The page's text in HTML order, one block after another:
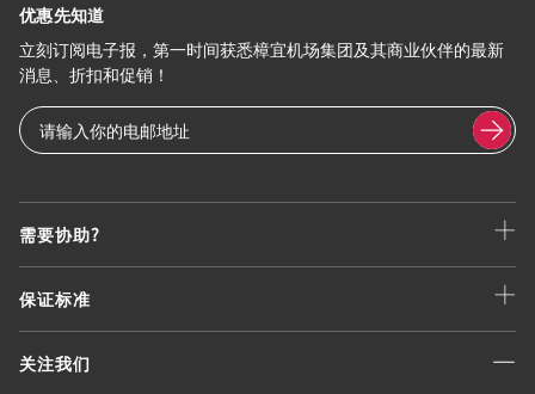
需要协助?
保证标准
关注我们
优惠先知道
立刻订阅电子报，第一时间获悉樟宜机场集团及其商业伙伴的最新
消息、折扣和促销！